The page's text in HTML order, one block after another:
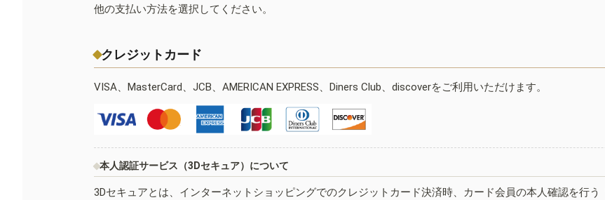
他の支払い方法を選択してください。
クレジットカード
VISA、MasterCard、JCB、AMERICAN EXPRESS、Diners Club、discoverをご利用いただけます。
本人認証サービス（3Dセキュア）について
3Dセキュアとは、インターネットショッピングでのクレジットカード決済時、カード会員の本人確認を行